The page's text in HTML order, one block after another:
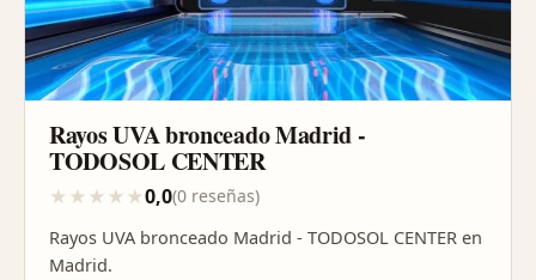
Rayos UVA bronceado Madrid -
TODOSOL CENTER
★ ★ ★ ★ ★0,0(0 reseñas)
Rayos UVA bronceado Madrid - TODOSOL CENTER en
Madrid.